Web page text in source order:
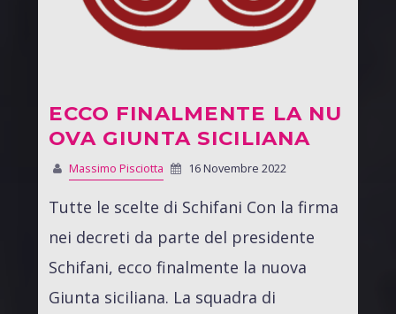
ECCO FINALMENTE LA NU
OVA GIUNTA SICILIANA
Massimo Pisciotta 16 Novembre 2022
Tutte le scelte di Schifani Con la firma
nei decreti da parte del presidente
Schifani, ecco finalmente la nuova
Giunta siciliana. La squadra di